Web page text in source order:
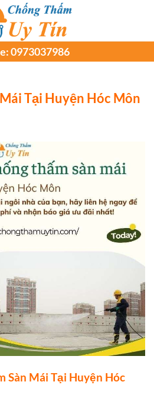
0973037986
Tại Huyện Hóc Môn
Sàn Mái Tại Huyện Hóc